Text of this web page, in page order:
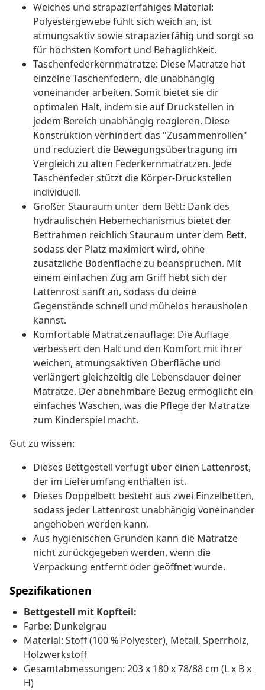
Weiches und strapazierfähiges Material:
Polyestergewebe fühlt sich weich an, ist
atmungsaktiv sowie strapazierfähig und sorgt so
für höchsten Komfort und Behaglichkeit.
Taschenfederkernmatratze: Diese Matratze hat
einzelne Taschenfedern, die unabhängig
voneinander arbeiten. Somit bietet sie dir
optimalen Halt, indem sie auf Druckstellen in
jedem Bereich unabhängig reagieren. Diese
Konstruktion verhindert das "Zusammenrollen"
und reduziert die Bewegungsübertragung im
Vergleich zu alten Federkernmatratzen. Jede
Taschenfeder stützt die Körper-Druckstellen
individuell.
Großer Stauraum unter dem Bett: Dank des
hydraulischen Hebemechanismus bietet der
Bettrahmen reichlich Stauraum unter dem Bett,
sodass der Platz maximiert wird, ohne
zusätzliche Bodenfläche zu beanspruchen. Mit
einem einfachen Zug am Griff hebt sich der
Lattenrost sanft an, sodass du deine
Gegenstände schnell und mühelos herausholen
kannst.
Komfortable Matratzenauflage: Die Auflage
verbessert den Halt und den Komfort mit ihrer
weichen, atmungsaktiven Oberfläche und
verlängert gleichzeitig die Lebensdauer deiner
Matratze. Der abnehmbare Bezug ermöglicht ein
einfaches Waschen, was die Pflege der Matratze
zum Kinderspiel macht.
Gut zu wissen:
Dieses Bettgestell verfügt über einen Lattenrost,
der im Lieferumfang enthalten ist.
Dieses Doppelbett besteht aus zwei Einzelbetten,
sodass jeder Lattenrost unabhängig voneinander
angehoben werden kann.
Aus hygienischen Gründen kann die Matratze
nicht zurückgegeben werden, wenn die
Verpackung entfernt oder geöffnet wurde.
Spezifikationen
Bettgestell mit Kopfteil:
Farbe: Dunkelgrau
Material: Stoff (100 % Polyester), Metall, Sperrholz,
Holzwerkstoff
Gesamtabmessungen: 203 x 180 x 78/88 cm (L x B x
H)